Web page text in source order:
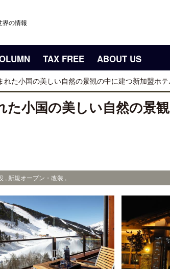
界の情報
TAX FREE ABOUT US
れた小国の美しい自然の景観の中に建つ新加盟ホ
小国の美しい自然の景
, 新規オープン・改装 ,